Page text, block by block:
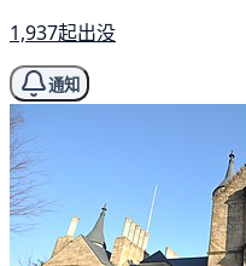
1,937起出没
通知